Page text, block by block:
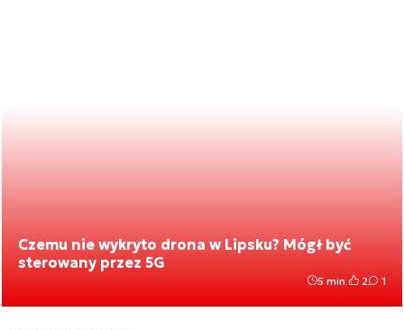
Czemu nie wykryto drona w Lipsku? Mógł być
sterowany przez 5G
5 min. 2 1